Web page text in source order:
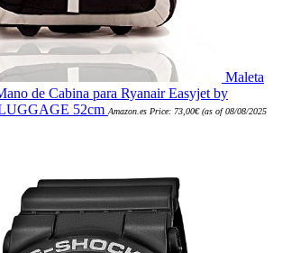
Maleta
de Cabina para Ryanair Easyjet by
52cm Amazon.es Price: 73,00€(as of 08/08/2025